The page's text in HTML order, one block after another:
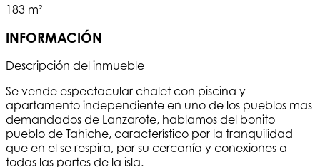
183 m²
INFORMACIÓN
Descripción del inmueble
Se vende espectacular chalet con piscina y
apartamento independiente en uno de los pueblos mas
demandados de Lanzarote, hablamos del bonito
pueblo de Tahiche, característico por la tranquilidad
que en el se respira, por su cercanía y conexiones a
todas las partes de la isla.